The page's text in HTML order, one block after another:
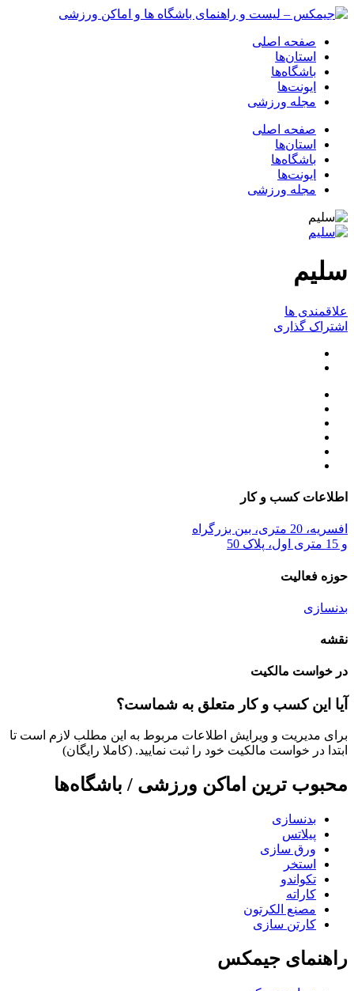
صفحه اصلی
استان‌ها
باشگاه‌ها
ایونت‌ها
مجله ورزشی
صفحه اصلی
استان‌ها
باشگاه‌ها
ایونت‌ها
مجله ورزشی
سلیم
علاقمندی ها
اشتراک گذاری
اطلاعات کسب و کار
افسریه، 20 متری، بین بزرگراه
و 15 متری اول، پلاک 50
حوزه فعالیت
بدنسازی
نقشه
در خواست مالکیت
آیا این کسب و کار متعلق به شماست؟
برای مدیریت و ویرایش اطلاعات مربوط به این مطلب لازم است تا
ابتدا در خواست مالکیت خود را ثبت نمایید. (کاملا رایگان)
محبوب ترین اماکن ورزشی / باشگاه‌ها
بدنسازی
پیلاتس
ورق سازی
استخر
تکواندو
کاراته
مصنع الکرتون
کارتن سازی
راهنمای جیمکس